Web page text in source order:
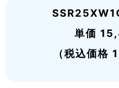
単価
（税込価格